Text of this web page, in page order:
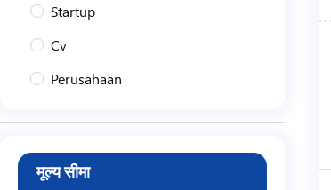
Startup
Cv
Perusahaan
Jasa
मूल्य सीमा